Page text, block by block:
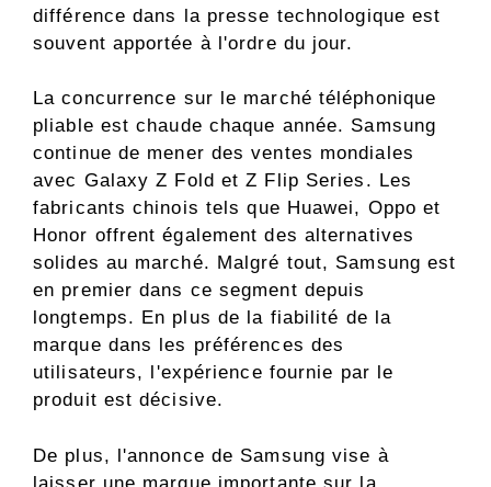
différence dans la presse technologique est
souvent apportée à l'ordre du jour.
La concurrence sur le marché téléphonique
pliable est chaude chaque année. Samsung
continue de mener des ventes mondiales
avec Galaxy Z Fold et Z Flip Series. Les
fabricants chinois tels que Huawei, Oppo et
Honor offrent également des alternatives
solides au marché. Malgré tout, Samsung est
en premier dans ce segment depuis
longtemps. En plus de la fiabilité de la
marque dans les préférences des
utilisateurs, l'expérience fournie par le
produit est décisive.
De plus, l'annonce de Samsung vise à
laisser une marque importante sur la